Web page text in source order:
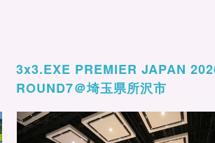
3x3.EXE PREMIER JAPAN
ROUND7＠埼玉県所沢市